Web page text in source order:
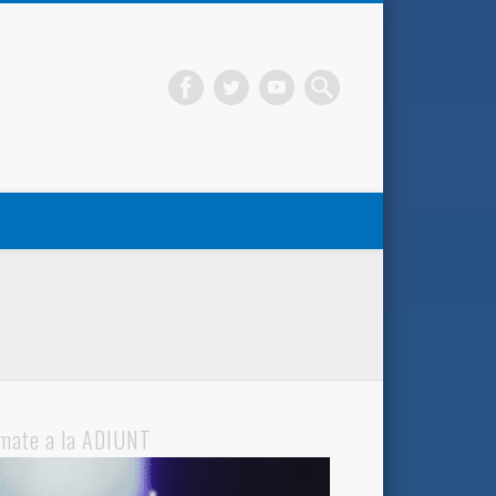
a la ADIUNT